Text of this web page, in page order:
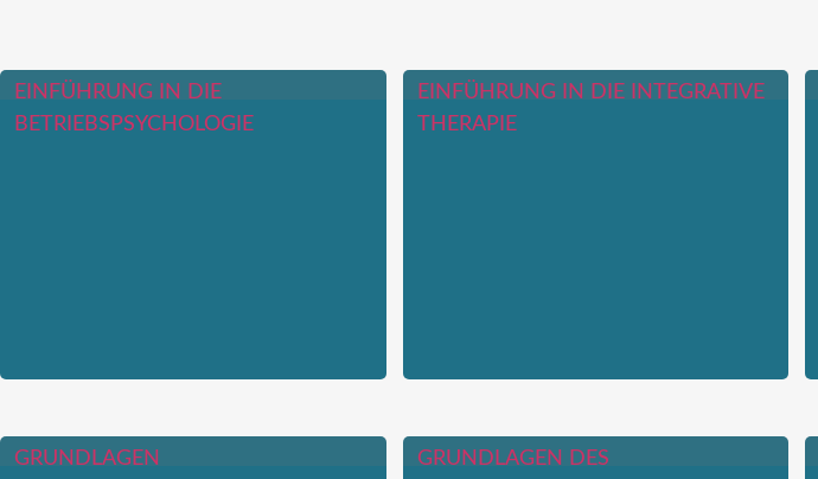
EINFÜHRUNG IN DIE
BETRIEBSPSYCHOLOGIE
EINFÜHRUNG IN DIE INTEGRATIVE
THERAPIE
GRUNDLAGEN
GRUNDLAGEN DES